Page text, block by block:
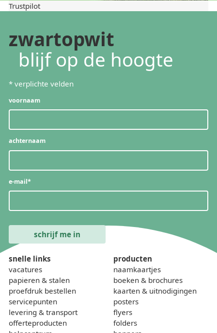
Trustpilot
zwartopwit
blijf op de hoogte
* verplichte velden
voornaam
achternaam
e-mail*
snelle links
vacatures
papieren & stalen
proefdruk bestellen
servicepunten
levering & transport
offerteproducten
producten
naamkaartjes
boeken & brochures
kaarten & uitnodigingen
posters
flyers
folders